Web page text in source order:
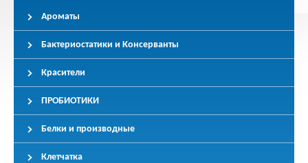
Ароматы
Бактериостатики и Консерванты
Красители
ПРОБИОТИКИ
Белки и производные
Клетчатка